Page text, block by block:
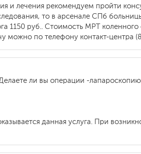
и лечения рекомендуем пройти
то в арсенале СПб
1150 руб.. Стоимость МРТ
можно по телефону контакт-центра
ли вы операции -
данная услуга. При